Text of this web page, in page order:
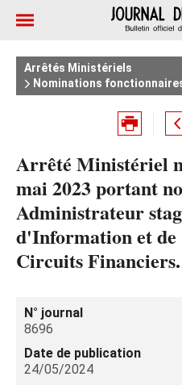
Arrêtés Ministériels
Nominations
Arrêté Ministériel
mai 2023 portant
Administrateur
d'Information et de
Circuits Financiers.
N° journal
8696
Date de publication
24/05/2024